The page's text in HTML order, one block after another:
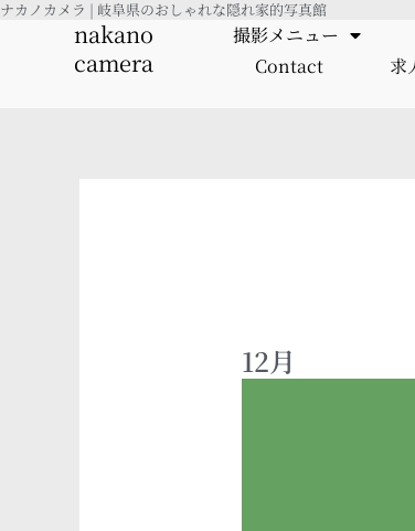
内
ナカノカメラ | 岐阜県のおしゃれな隠れ家的写真館
nakano
camera
撮影メニュー
Contact
求
12月